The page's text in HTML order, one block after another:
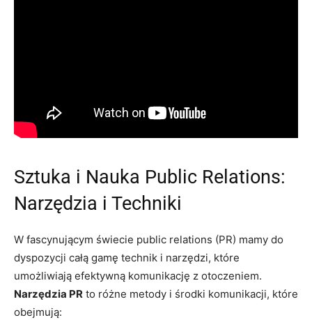
Sztuka i Nauka Public Relations:
Narzędzia i Techniki
W fascynującym świecie public relations (PR) mamy do
dyspozycji całą gamę technik i narzędzi, które
umożliwiają efektywną komunikację z otoczeniem.
Narzędzia PR to różne metody i środki komunikacji, które
obejmują: